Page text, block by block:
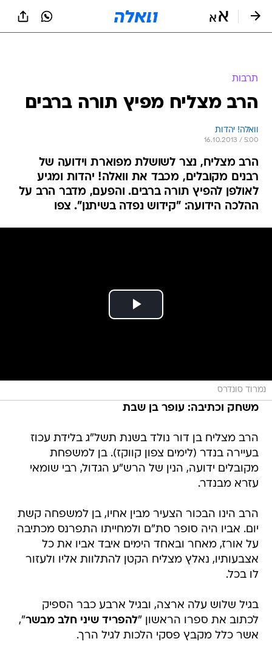
תרבות
הרב מצליח מפיץ תורה ברבים
וואלה! יהדות
16.10.2013 / 5:00
הרב מצליח, נצר לשושלת מפוארת וידועה של
רבנים מקובלים, מכבד את וואלה! יהדות ומגיע
לאולפן להפיץ תורה ברבים. והפעם, מדבר הרב על
ההלכה הידועה: "קידוש נפדה בשיתנן". צפו
נמרוד סונדרס
משחק וכתיבה: עופר בן שבת
הרב מצליח בן דור נולד בשנת תשל"ג בלידת עכוז
בעיירה בנדר (לימים צפון קווקז). בן למשפחת
מקובלים ידועה, הנין של הרש"ע הגדול, רבי שומאי
עזרא מבנדר.
הרב הינו הבכור הצעיר מבין אחיו, בן למשפחה קשת
יום. אביו היה סופר סת"ם ולמחייתו התפרנס מכתיבה
על אורז, מאחר ובאחד הימים איבד אביו את כל
אצבעותיו, נאלץ מצליח הקטן להתלוות אליו ולעזור
לו בכל.
בגיל שלוש עלה ארצה, ובגיל ארבע כבר הספיק
לכתוב את ספרו הראשון "להפריד שיני חלב מבשר",
אשר כלל מקבץ פסקי הלכות לגיל הרך.